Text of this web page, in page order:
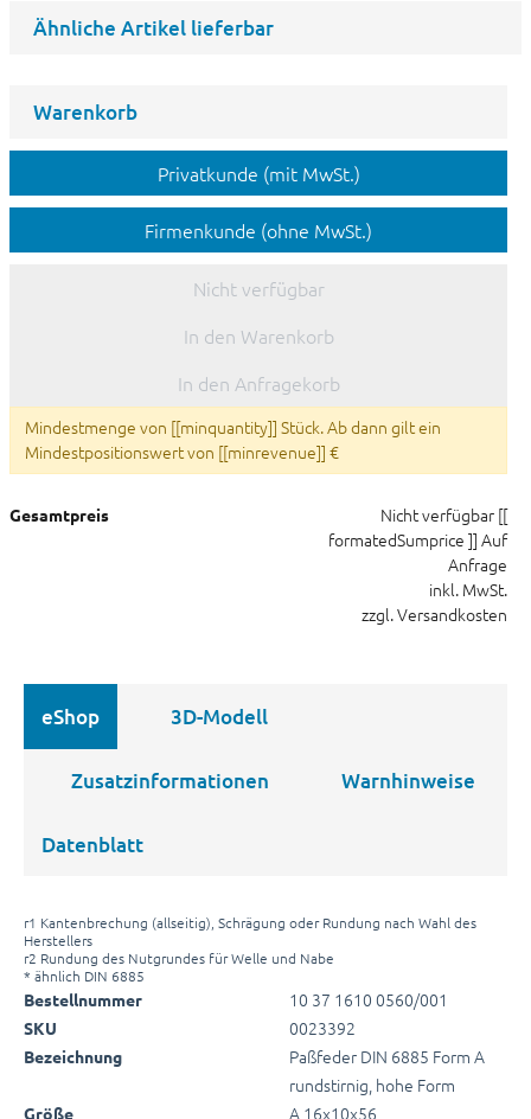
Ähnliche Artikel lieferbar
Warenkorb
Privatkunde (mit MwSt.)
Firmenkunde (ohne MwSt.)
Nicht verfügbar
In den Warenkorb
In den Anfragekorb
Mindestmenge von [[minquantity]] Stück. Ab dann gilt ein
Mindestpositionswert von [[minrevenue]] €
Gesamtpreis Nicht verfügbar [[
formatedSumprice ]] Auf
Anfrage
inkl. MwSt.
zzgl. Versandkosten
eShop 3D-Modell
Zusatzinformationen Warnhinweise
Datenblatt
r1 Kantenbrechung (allseitig), Schrägung oder Rundung nach Wahl des
Herstellers
r2 Rundung des Nutgrundes für Welle und Nabe
* ähnlich DIN 6885
Bestellnummer 10 37 1610 0560/001
SKU 0023392
Bezeichnung
Paßfeder DIN 6885 Form A
rundstirnig, hohe Form
Größe A 16x10x56